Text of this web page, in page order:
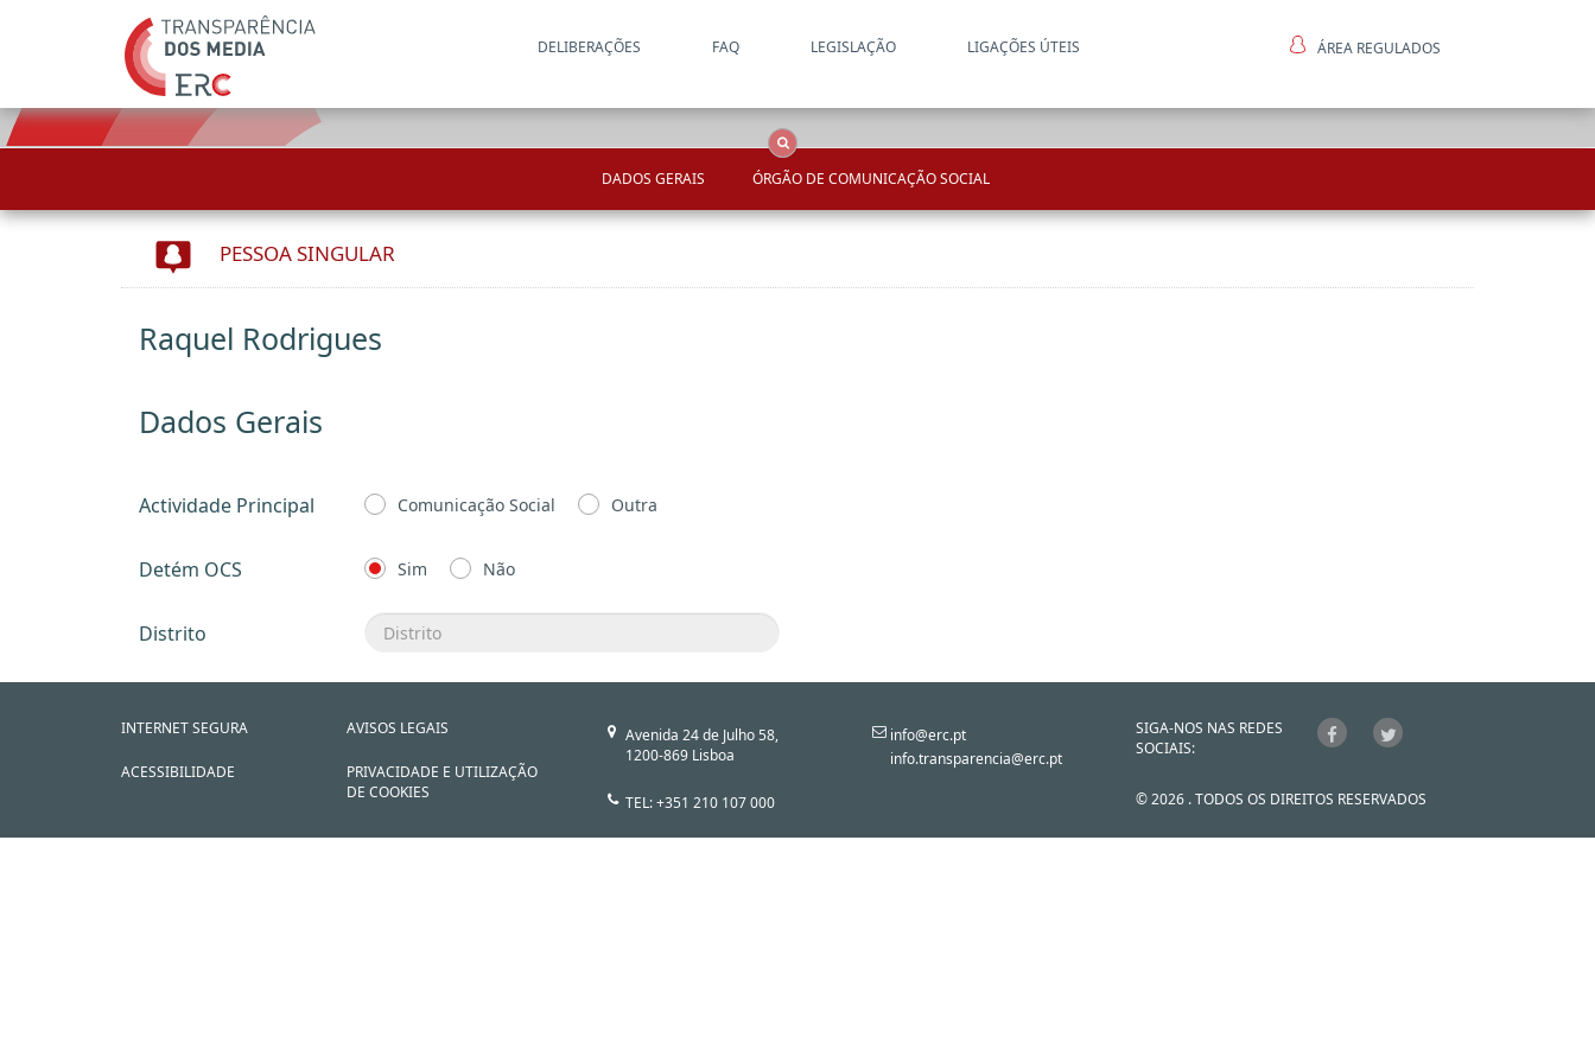
DELIBERAÇÕES FAQ LEGISLAÇÃO LIGAÇÕES ÚTEIS ÁREA REGULADOS
DADOS GERAIS ÓRGÃO DE COMUNICAÇÃO SOCIAL
PESSOA SINGULAR
Raquel Rodrigues
Dados Gerais
Actividade Principal Comunicação Social Outra
Detém OCS Sim Não
Distrito
INTERNET SEGURA
ACESSIBILIDADE
AVISOS LEGAIS
PRIVACIDADE E UTILIZAÇÃO
DE COOKIES
Avenida 24 de Julho 58,
1200-869 Lisboa
TEL: +351 210 107 000
info@erc.pt
info.transparencia@erc.pt
SIGA-NOS NAS REDES
SOCIAIS:
© 2026 . TODOS OS DIREITOS RESERVADOS